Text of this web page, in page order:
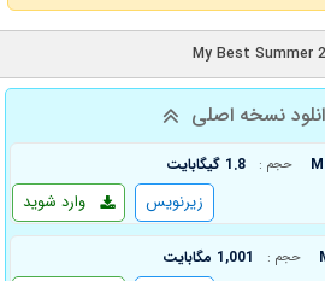
نسخه اصلی
حجم : 1.8 گیگابایت
وارد شوید زیرنویس
حجم : 1,001 مگابایت